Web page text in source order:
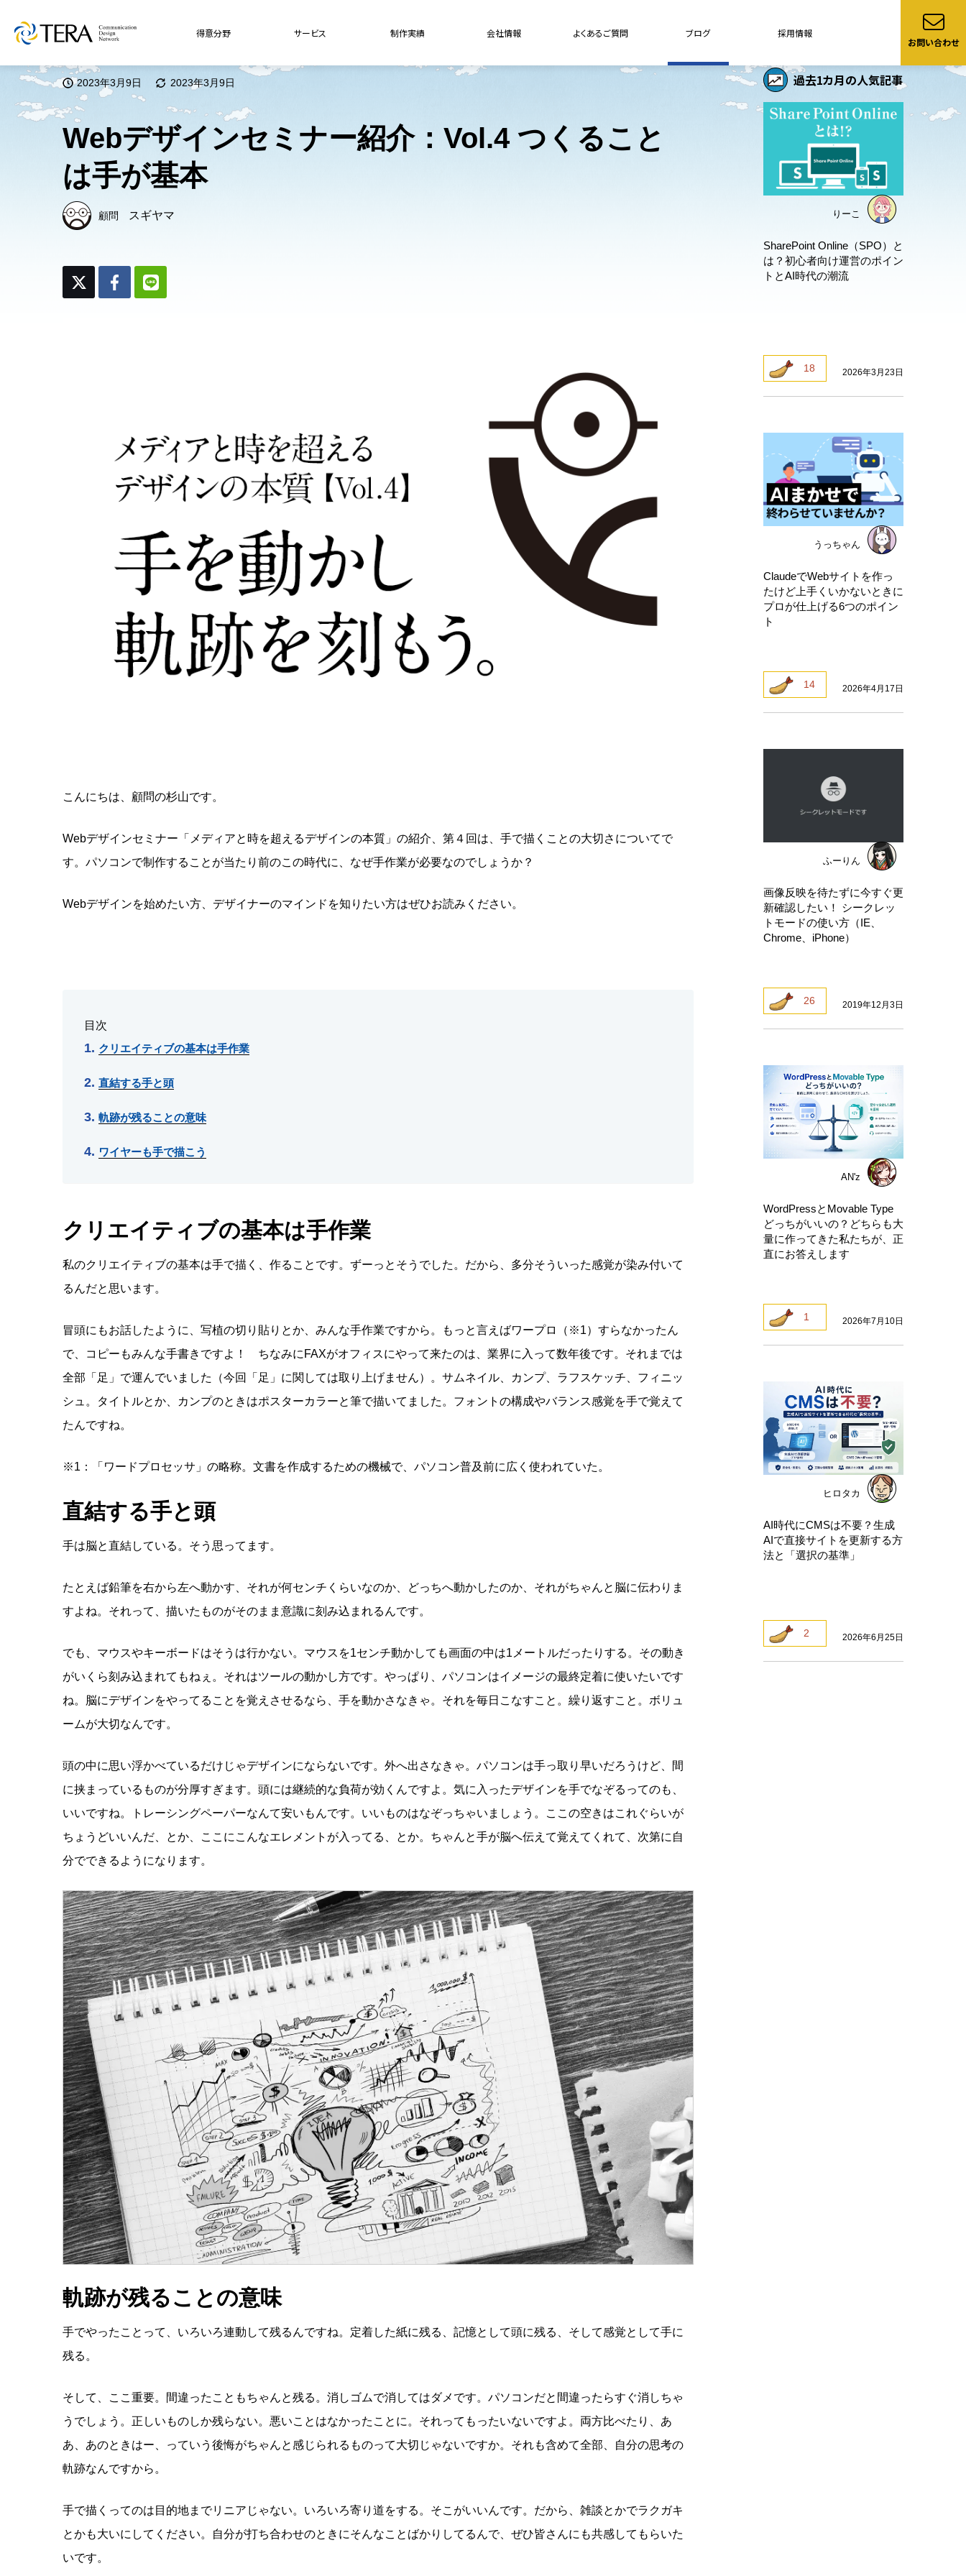
得意分野 サービス 制作実績 会社情報 よくあるご質問 ブログ 採用情報
お問い合わせ
2023年3月9日 2023年3月9日
Webデザインセミナー紹介：Vol.4 つくること
は手が基本
顧問 スギヤマ
こんにちは、顧問の杉山です。
Webデザインセミナー「メディアと時を超えるデザインの本質」の紹介、第４回は、手で描くことの大切さについてで
す。パソコンで制作することが当たり前のこの時代に、なぜ手作業が必要なのでしょうか？
Webデザインを始めたい方、デザイナーのマインドを知りたい方はぜひお読みください。
目次
クリエイティブの基本は手作業
直結する手と頭
軌跡が残ることの意味
ワイヤーも手で描こう
クリエイティブの基本は手作業
私のクリエイティブの基本は手で描く、作ることです。ずーっとそうでした。だから、多分そういった感覚が染み付いて
るんだと思います。
冒頭にもお話したように、写植の切り貼りとか、みんな手作業ですから。もっと言えばワープロ（※1）すらなかったん
で、コピーもみんな手書きですよ！ ちなみにFAXがオフィスにやって来たのは、業界に入って数年後です。それまでは
全部「足」で運んでいました（今回「足」に関しては取り上げません）。サムネイル、カンプ、ラフスケッチ、フィニッ
シュ。タイトルとか、カンプのときはポスターカラーと筆で描いてました。フォントの構成やバランス感覚を手で覚えて
たんですね。
※1：「ワードプロセッサ」の略称。文書を作成するための機械で、パソコン普及前に広く使われていた。
直結する手と頭
手は脳と直結している。そう思ってます。
たとえば鉛筆を右から左へ動かす、それが何センチくらいなのか、どっちへ動かしたのか、それがちゃんと脳に伝わりま
すよね。それって、描いたものがそのまま意識に刻み込まれるんです。
でも、マウスやキーボードはそうは行かない。マウスを1センチ動かしても画面の中は1メートルだったりする。その動き
がいくら刻み込まれてもねぇ。それはツールの動かし方です。やっぱり、パソコンはイメージの最終定着に使いたいです
ね。脳にデザインをやってることを覚えさせるなら、手を動かさなきゃ。それを毎日こなすこと。繰り返すこと。ボリュ
ームが大切なんです。
頭の中に思い浮かべているだけじゃデザインにならないです。外へ出さなきゃ。パソコンは手っ取り早いだろうけど、間
に挟まっているものが分厚すぎます。頭には継続的な負荷が効くんですよ。気に入ったデザインを手でなぞるってのも、
いいですね。トレーシングペーパーなんて安いもんです。いいものはなぞっちゃいましょう。ここの空きはこれぐらいが
ちょうどいいんだ、とか、ここにこんなエレメントが入ってる、とか。ちゃんと手が脳へ伝えて覚えてくれて、次第に自
分でできるようになります。
軌跡が残ることの意味
手でやったことって、いろいろ連動して残るんですね。定着した紙に残る、記憶として頭に残る、そして感覚として手に
残る。
そして、ここ重要。間違ったこともちゃんと残る。消しゴムで消してはダメです。パソコンだと間違ったらすぐ消しちゃ
うでしょう。正しいものしか残らない。悪いことはなかったことに。それってもったいないですよ。両方比べたり、あ
あ、あのときはー、っていう後悔がちゃんと感じられるものって大切じゃないですか。それも含めて全部、自分の思考の
軌跡なんですから。
手で描くってのは目的地までリニアじゃない。いろいろ寄り道をする。そこがいいんです。だから、雑談とかでラクガキ
とかも大いにしてください。自分が打ち合わせのときにそんなことばかりしてるんで、ぜひ皆さんにも共感してもらいた
いです。
過去1カ月の人気記事
りーこ
SharePoint Online（SPO）と
は？初心者向け運営のポイン
トとAI時代の潮流
18 2026年3月23日
うっちゃん
ClaudeでWebサイトを作っ
たけど上手くいかないときに
プロが仕上げる6つのポイン
ト
14 2026年4月17日
ふーりん
画像反映を待たずに今すぐ更
新確認したい！ シークレッ
トモードの使い方（IE、
Chrome、iPhone）
26 2019年12月3日
AN'z
WordPressとMovable Type
どっちがいいの？どちらも大
量に作ってきた私たちが、正
直にお答えします
1 2026年7月10日
ヒロタカ
AI時代にCMSは不要？生成
AIで直接サイトを更新する方
法と「選択の基準」
2 2026年6月25日